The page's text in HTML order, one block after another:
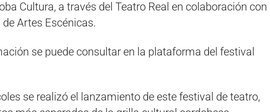
Cultura, a través del Teatro Real en colaboración con
de Artes Escénicas.
se puede consultar en la plataforma del festival
se realizó el lanzamiento de este festival de teatro,